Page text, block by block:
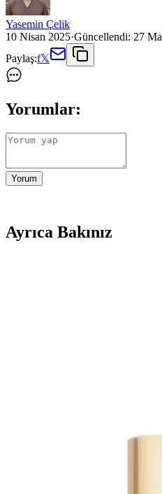
Yasemin Çelik
10 Nisan 2025·Güncellendi: 27
Paylaş:f𝕏
Yorumlar:
Yorum
Ayrıca Bakınız
sağlıklı, güvenli ve doğal içerikli